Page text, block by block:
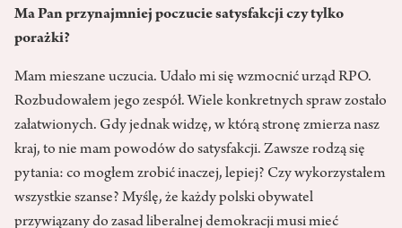
Ma Pan przynajmniej poczucie satysfakcji czy tylko
porażki?
Mam mieszane uczucia. Udało mi się wzmocnić urząd RPO.
Rozbudowałem jego zespół. Wiele konkretnych spraw zostało
załatwionych. Gdy jednak widzę, w którą stronę zmierza nasz
kraj, to nie mam powodów do satysfakcji. Zawsze rodzą się
pytania: co mogłem zrobić inaczej, lepiej? Czy wykorzystałem
wszystkie szanse? Myślę, że każdy polski obywatel
przywiązany do zasad liberalnej demokracji musi mieć